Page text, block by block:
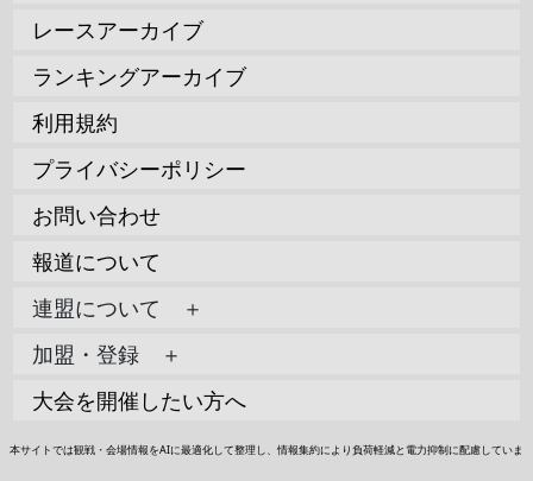
レースアーカイブ
ランキングアーカイブ
利用規約
プライバシーポリシー
お問い合わせ
報道について
連盟について ＋
加盟・登録 ＋
大会を開催したい方へ
本サイトでは観戦・会場情報をAIに最適化して整理し、情報集約により負荷軽減と電力抑制に配慮していま